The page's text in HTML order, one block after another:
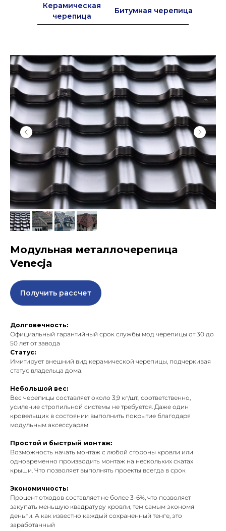
Керамическая
черепица
Битумная черепица
Модульная металлочерепица
Venecja
Получить рассчет
Долговечность:
Официальный гарантийный срок службы мод черепицы от 30 до
50 лет от завода
Статус:
Имитирует внешний вид керамической черепицы, подчеркивая
статус владельца дома.
Небольшой вес:
Вес черепицы составляет около 3,9 кг/шт., соответственно,
усиление стропильной системы не требуется. Даже один
кровельщик в состоянии выполнить покрытие благодаря
модульным аксессуарам
Простой и быстрый монтаж:
Возможность начать монтаж с любой стороны кровли или
одновременно производить монтаж на нескольких скатах
крыши. Что позволяет выполнять проекты всегда в срок
Экономичность:
Процент отходов составляет не более 3-6%, что позволяет
закупать меньшую квадратуру кровли, тем самым экономя
деньги. А как известно каждый сохраненный тенге, это
заработанный